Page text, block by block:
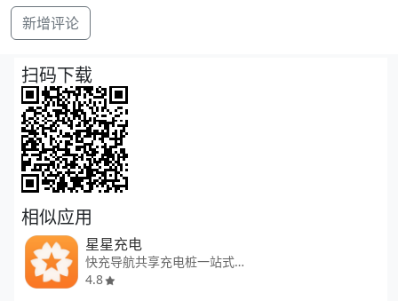
新增评论
扫码下载
相似应用
星星充电
快充导航共享充电桩一站式平台
4.8